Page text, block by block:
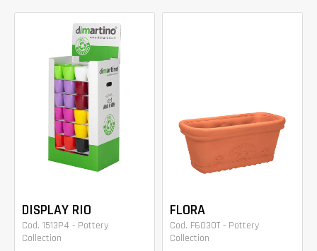
DISPLAY RIO
Cod. 1513P4 - Pottery
Collection
FLORA
Cod. F6030T - Pottery
Collection